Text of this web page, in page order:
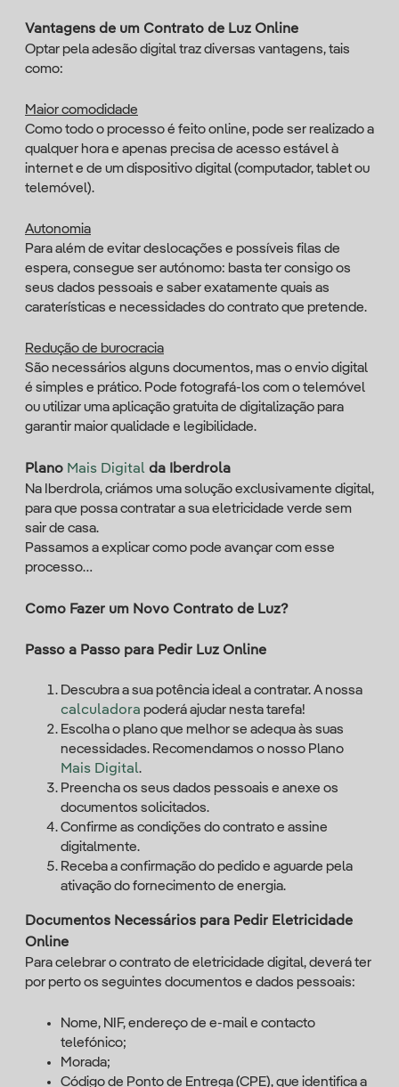
Vantagens de um Contrato de Luz Online
Optar pela adesão digital traz diversas vantagens, tais
como:
Maior comodidade
Como todo o processo é feito online, pode ser realizado a
qualquer hora e apenas precisa de acesso estável à
internet e de um dispositivo digital (computador, tablet ou
telemóvel).
Autonomia
Para além de evitar deslocações e possíveis filas de
espera, consegue ser autónomo: basta ter consigo os
seus dados pessoais e saber exatamente quais as
caraterísticas e necessidades do contrato que pretende.
Redução de burocracia
São necessários alguns documentos, mas o envio digital
é simples e prático. Pode fotografá-los com o telemóvel
ou utilizar uma aplicação gratuita de digitalização para
garantir maior qualidade e legibilidade.
Plano Mais Digital da Iberdrola
Na Iberdrola, criámos uma solução exclusivamente digital,
para que possa contratar a sua eletricidade verde sem
sair de casa.
Passamos a explicar como pode avançar com esse
processo…
Como Fazer um Novo Contrato de Luz?
Passo a Passo para Pedir Luz Online
Descubra a sua potência ideal a contratar. A nossa
calculadora poderá ajudar nesta tarefa!
Escolha o plano que melhor se adequa às suas
necessidades. Recomendamos o nosso Plano
Mais Digital.
Preencha os seus dados pessoais e anexe os
documentos solicitados.
Confirme as condições do contrato e assine
digitalmente.
Receba a confirmação do pedido e aguarde pela
ativação do fornecimento de energia.
Documentos Necessários para Pedir Eletricidade
Online
Para celebrar o contrato de eletricidade digital, deverá ter
por perto os seguintes documentos e dados pessoais:
Nome, NIF, endereço de e-mail e contacto
telefónico;
Morada;
Código de Ponto de Entrega (CPE), que identifica a